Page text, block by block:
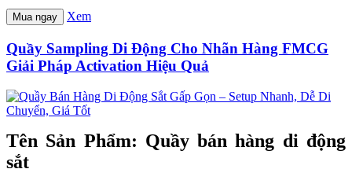
Mua ngay Xem
Quầy Sampling Di Động Cho Nhãn Hàng FMCG
Giải Pháp Activation Hiệu Quả
Tên Sản Phẩm: Quầy bán hàng di động
sắt